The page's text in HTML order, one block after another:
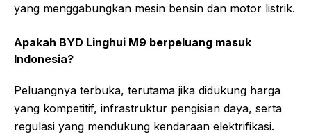
yang menggabungkan mesin bensin dan motor listrik.
Apakah BYD Linghui M9 berpeluang masuk
Indonesia?
Peluangnya terbuka, terutama jika didukung harga
yang kompetitif, infrastruktur pengisian daya, serta
regulasi yang mendukung kendaraan elektrifikasi.